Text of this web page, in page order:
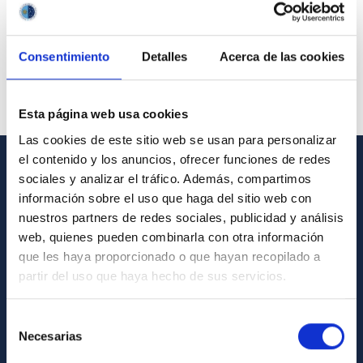
Consentimiento Detalles Acerca de las cookies
Esta página web usa cookies
Las cookies de este sitio web se usan para personalizar
el contenido y los anuncios, ofrecer funciones de redes
sociales y analizar el tráfico. Además, compartimos
información sobre el uso que haga del sitio web con
nuestros partners de redes sociales, publicidad y análisis
web, quienes pueden combinarla con otra información
que les haya proporcionado o que hayan recopilado a
partir del uso que haya hecho de sus servicios.
Necesarias
GENERAL INFORMATION
Contact
How to get to the IAC
List of personnel
Library
General register